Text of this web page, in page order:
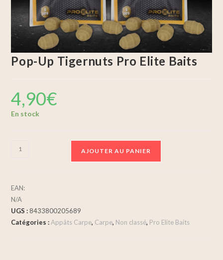
Pop-Up Tigernuts Pro Elite Baits
4,90€
En stock
AJOUTER AU PANIER
EAN:
N/A
UGS : 8433800205689
Catégories :Appâts Carpe, Carpe, Non classé, Pro Elite Baits